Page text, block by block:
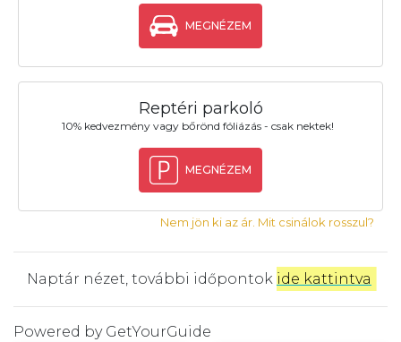
MEGNÉZEM
Reptéri parkoló
10% kedvezmény vagy bőrönd fóliázás - csak nektek!
MEGNÉZEM
Nem jön ki az ár. Mit csinálok rosszul?
Naptár nézet, további időpontok ide kattintva
Powered by GetYourGuide